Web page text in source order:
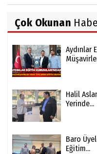
Çok Okunan
Aydınlar
Halil
Yerinde...
Baro
Eğitim...